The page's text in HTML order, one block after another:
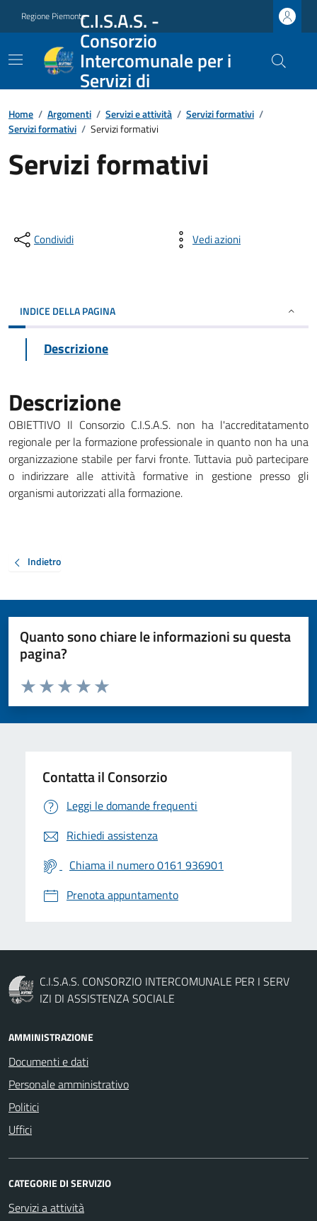
Regione PiemonteC.I.S.A.S. -
Consorzio
Intercomunale per i
Servizi di
Home / Argomenti / Servizi e attività / Servizi formativi /
Servizi formativi / Servizi formativi
Servizi formativi
Condividi Vedi azioni
INDICE DELLA PAGINA
Descrizione
Descrizione
OBIETTIVO Il Consorzio C.I.S.A.S. non ha l'accreditatamento
regionale per la formazione professionale in quanto non ha una
organizzazione stabile per farvi fronte. Tuttavia può partecipare
o indirizzare alle attività formative in gestione presso gli
organismi autorizzati alla formazione.
Indietro
Quanto sono chiare le informazioni su questa
pagina?
Valuta da 1 a 5 stelle la pagina
Valuta 5 stelle su 5
Valuta 4 stelle su 5
Valuta 3 stelle su 5
Valuta 2 stelle su 5
Valuta 1 stelle su 5
Contatta il Consorzio
Leggi le domande frequenti
Richiedi assistenza
Chiama il numero 0161 936901
Prenota appuntamento
C.I.S.A.S. CONSORZIO INTERCOMUNALE PER I SERV
IZI DI ASSISTENZA SOCIALE
AMMINISTRAZIONE
Documenti e dati
Personale amministrativo
Politici
Uffici
CATEGORIE DI SERVIZIO
Servizi a attività